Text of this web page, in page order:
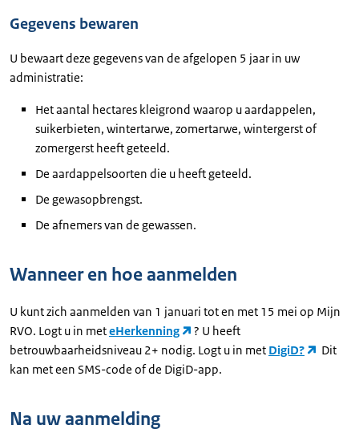
Gegevens bewaren
U bewaart deze gegevens van de afgelopen 5 jaar in uw
administratie:
Het aantal hectares kleigrond waarop u aardappelen,
suikerbieten, wintertarwe, zomertarwe, wintergerst of
zomergerst heeft geteeld.
De aardappelsoorten die u heeft geteeld.
De gewasopbrengst.
De afnemers van de gewassen.
Wanneer en hoe aanmelden
U kunt zich aanmelden van 1 januari tot en met 15 mei op Mijn
RVO. Logt u in meteHerkenning
? U heeft
betrouwbaarheidsniveau 2+ nodig. Logt u in met DigiD?
Dit
kan met een SMS-code of de DigiD-app.
Na uw aanmelding